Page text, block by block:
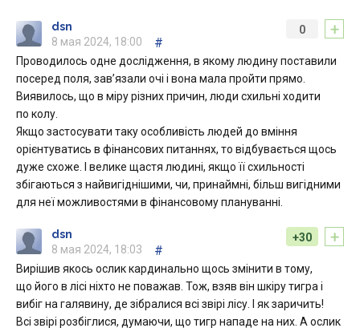
+
0
dsn
8 мая 2024, 18:00
#
Проводилось одне дослідження, в якому людину поставили
посеред поля, зав’язали очі і вона мала пройти прямо.
Виявилось, що в міру різних причин, люди схильні ходити
по колу.
Якщо застосувати таку особливість людей до вміння
орієнтуватись в фінансових питаннях, то відбувається щось
дуже схоже. І велике щастя людині, якщо її схильності
збігаються з найвигіднішими, чи, принаймні, більш вигідними
для неї можливостями в фінансовому плануванні.
+
+30
dsn
8 мая 2024, 18:03
#
Вирішив якось ослик кардинально щось змінити в тому,
що його в лісі ніхто не поважав. Тож, взяв він шкіру тигра і
вибіг на галявину, де зібралися всі звірі лісу. І як заричить!
Всі звірі розбіглися, думаючи, що тигр нападе на них. А ослик